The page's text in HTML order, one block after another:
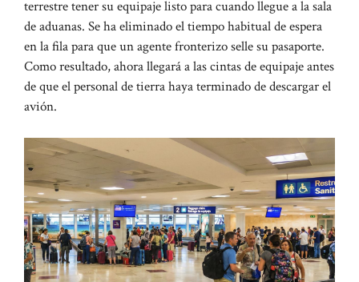
terrestre tener su equipaje listo para cuando llegue a la sala
de aduanas. Se ha eliminado el tiempo habitual de espera
en la fila para que un agente fronterizo selle su pasaporte.
Como resultado, ahora llegará a las cintas de equipaje antes
de que el personal de tierra haya terminado de descargar el
avión.